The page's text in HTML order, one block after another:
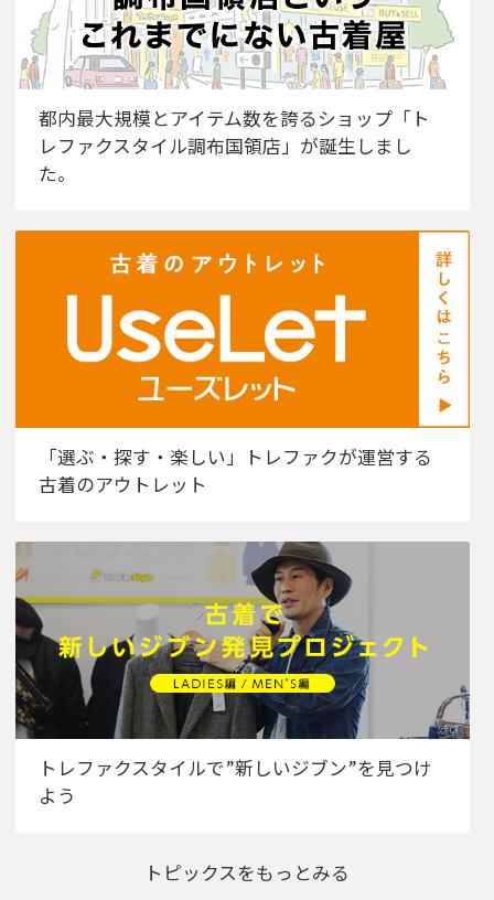
都内最大規模とアイテム数を誇るショップ「ト
レファクスタイル調布国領店」が誕生しまし
た。
「選ぶ・探す・楽しい」トレファクが運営する
古着のアウトレット
トレファクスタイルで”新しいジブン”を見つけ
よう
トピックスをもっとみる